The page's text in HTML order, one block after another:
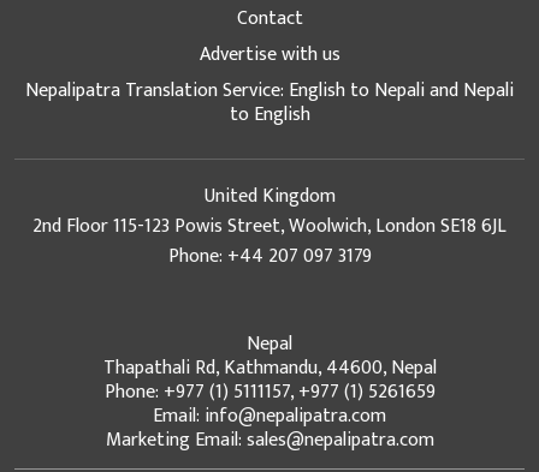
Contact
Advertise with us
Nepalipatra Translation Service: English to Nepali and Nepali
to English
United Kingdom
2nd Floor 115-123 Powis Street, Woolwich, London SE18 6JL
Phone: +44 207 097 3179
Nepal
Thapathali Rd, Kathmandu, 44600, Nepal
Phone: +977 (1) 5111157, +977 (1) 5261659
Email: info@nepalipatra.com
Marketing Email: sales@nepalipatra.com